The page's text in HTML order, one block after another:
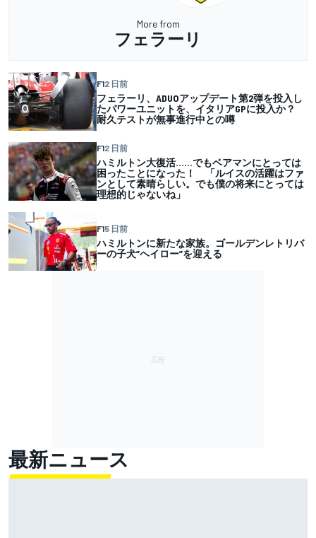
More from
フェラーリ
F12 日前
フェラーリ、ADUOアップデート第2弾を投入し
たパワーユニットを、イタリアGPに投入か？
耐久テストが無事進行中との噂
F12 日前
ハミルトン大復活……でもベアマンにとっては
困ったことになった！ 「ルイスの活躍はファ
ンとして素晴らしい。でも僕の将来にとっては
理想的じゃないね」
F15 日前
ハミルトンに新たな家族。ゴールデンレトリバ
ーの子犬”ヘイロー”を迎える
最新ニュース